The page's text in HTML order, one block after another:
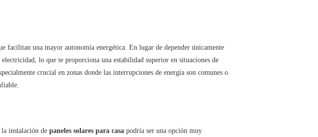
facilitan una mayor autonomía energética. En lugar de depender únicamente
lo que te proporciona una estabilidad superior en situaciones de
crucial en zonas donde las interrupciones de energía son comunes o
instalación de paneles solares para casa podría ser una opción muy